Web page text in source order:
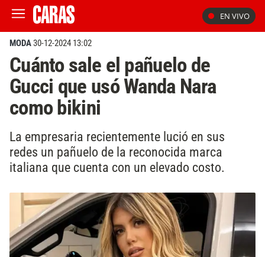
EN VIVO
MODA30-12-2024 13:02
Cuánto sale el pañuelo de
Gucci que usó Wanda Nara
como bikini
La empresaria recientemente lució en sus
redes un pañuelo de la reconocida marca
italiana que cuenta con un elevado costo.